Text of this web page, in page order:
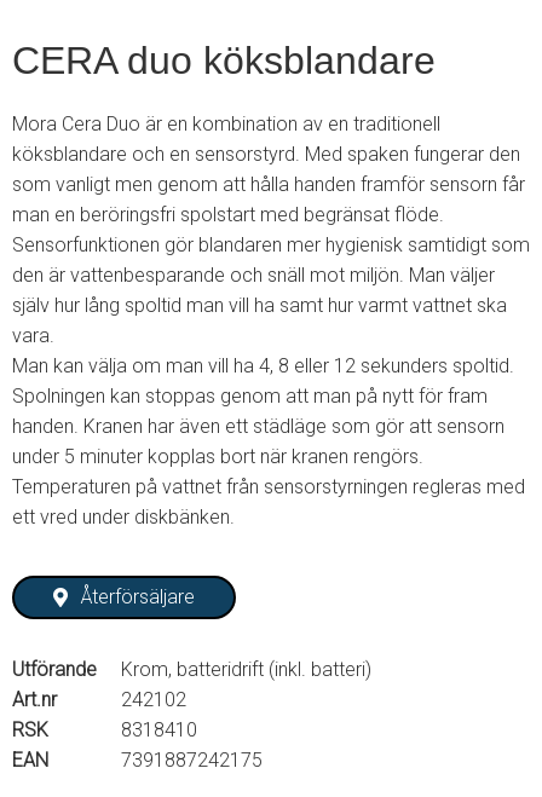
CERA duo köksblandare
Mora Cera Duo är en kombination av en traditionell
köksblandare och en sensorstyrd. Med spaken fungerar den
som vanligt men genom att hålla handen framför sensorn får
man en beröringsfri spolstart med begränsat flöde.
Sensorfunktionen gör blandaren mer hygienisk samtidigt som
den är vattenbesparande och snäll mot miljön. Man väljer
själv hur lång spoltid man vill ha samt hur varmt vattnet ska
vara.
Man kan välja om man vill ha 4, 8 eller 12 sekunders spoltid.
Spolningen kan stoppas genom att man på nytt för fram
handen. Kranen har även ett städläge som gör att sensorn
under 5 minuter kopplas bort när kranen rengörs.
Temperaturen på vattnet från sensorstyrningen regleras med
ett vred under diskbänken.
Återförsäljare
Utförande
Krom, batteridrift (inkl. batteri)
Art.nr
242102
RSK
8318410
EAN
7391887242175